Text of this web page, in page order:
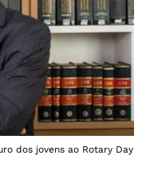
dos jovens ao Rotary Day